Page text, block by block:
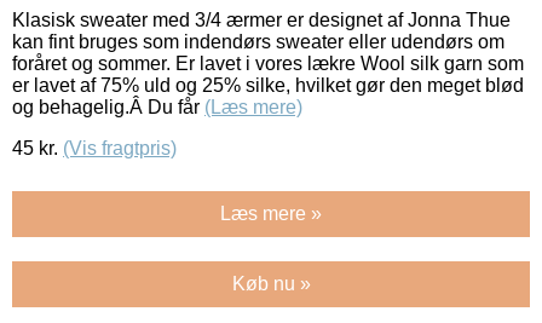
Klasisk sweater med 3/4 ærmer er designet af Jonna Thue
kan fint bruges som indendørs sweater eller udendørs om
foråret og sommer. Er lavet i vores lækre Wool silk garn som
er lavet af 75% uld og 25% silke, hvilket gør den meget blød
og behagelig.Â Du får (Læs mere)
45 kr. (Vis fragtpris)
Læs mere »
Køb nu »